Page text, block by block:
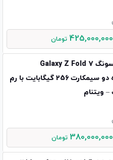
425,000,000 تومان
گوشی سامسونگ Galaxy Z Fold 7
رجیسترشده دو سیمکارت 256 گیگابایت با رم
380,000,000 تومان